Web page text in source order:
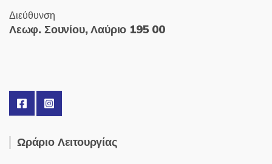
Διεύθυνση
Λεωφ. Σουνίου, Λαύριο 195 00
Ωράριο Λειτουργίας